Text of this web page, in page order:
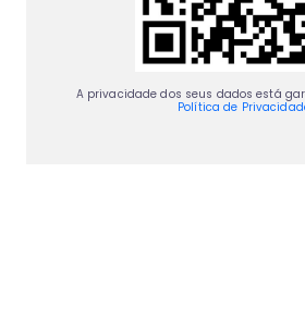
A privacidade dos seus dados está
Política de